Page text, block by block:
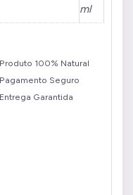
ml
Produto 100% Natural
Pagamento Seguro
Entrega Garantida